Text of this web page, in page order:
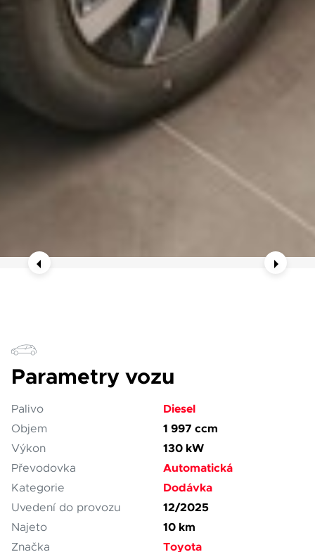
Parametry vozu
Palivo Diesel
Objem 1 997 ccm
Výkon 130 kW
Převodovka Automatická
Kategorie Dodávka
Uvedení do provozu 12/2025
Najeto 10 km
Značka Toyota